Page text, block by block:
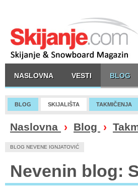
NASLOVNA VESTI BLOG
BLOG SKIJALIŠTA TAKMIČENJA
Naslovna › Blog ›
BLOG NEVENE IGNJATOVIĆ
Nevenin blog: